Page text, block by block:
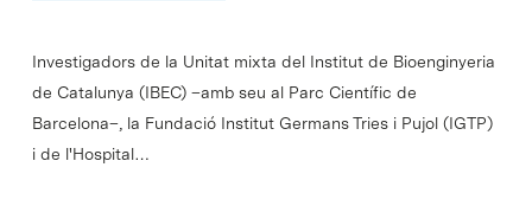
Investigadors de la Unitat mixta del Institut de Bioenginyeria
de Catalunya (IBEC) –amb seu al Parc Científic de
Barcelona–, la Fundació Institut Germans Tries i Pujol (IGTP)
i de l'Hospital…